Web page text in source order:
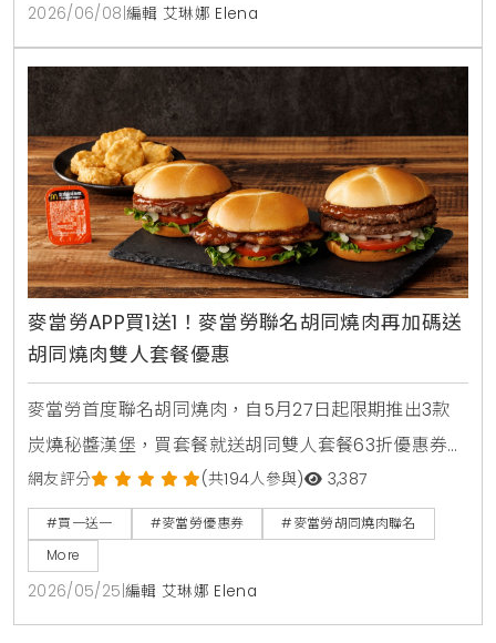
2026/06/08 編輯 艾琳娜 Elena
麥當勞APP買1送1！麥當勞聯名胡同燒肉再加碼送
胡同燒肉雙人套餐優惠
麥當勞首度聯名胡同燒肉，自5月27日起限期推出3款
炭燒秘醬漢堡，買套餐就送胡同雙人套餐63折優惠券。
人氣捲捲薯條同步回歸，還有西西里金選冰美式全新登
場，搭配APP年中慶享買1送1。
網友評分 (共194人參與) 3,387
#買一送一 #麥當勞優惠券
#麥當勞胡同燒肉聯名
More
2026/05/25 編輯 艾琳娜 Elena